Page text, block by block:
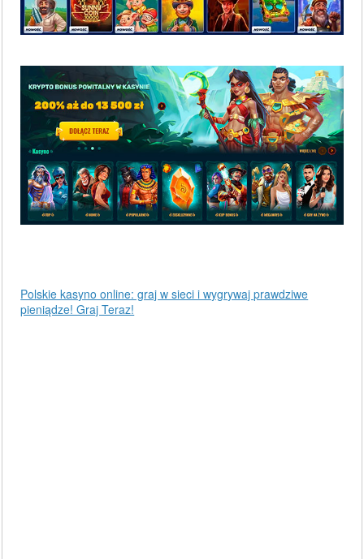
Polskie kasyno online: graj w sieci i wygrywaj prawdziwe
pieniądze! Graj Teraz!